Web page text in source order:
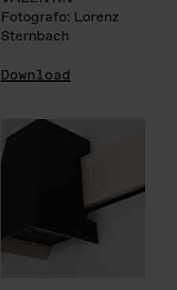
Fotografo: Lorenz
Sternbach
Download